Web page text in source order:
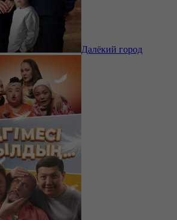
Далёкий город